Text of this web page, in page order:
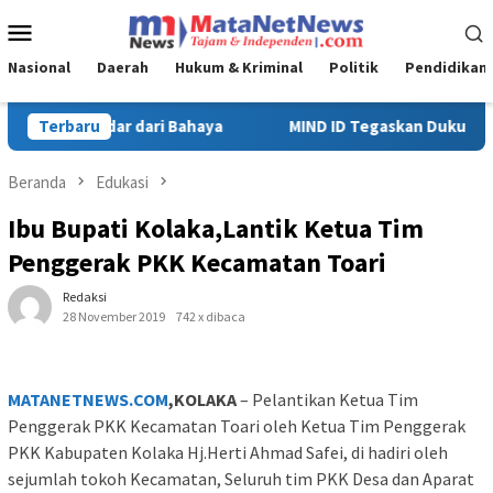
ke
Mobile
Nasional Daerah Hukum & Kriminal Politik Pendidikan
Terbaru
Dukungan Penuh Bagi PT Vale di Pomalaa, Perkuat
Beranda Edukasi
Ibu Bupati Kolaka,Lantik Ketua Tim
Penggerak PKK Kecamatan Toari
Redaksi
28 November 2019
742 x dibaca
MATANETNEWS.COM,KOLAKA– Pelantikan Ketua Tim
Penggerak PKK Kecamatan Toari oleh Ketua Tim Penggerak
PKK Kabupaten Kolaka Hj.Herti Ahmad Safei, di hadiri oleh
sejumlah tokoh Kecamatan, Seluruh tim PKK Desa dan Aparat